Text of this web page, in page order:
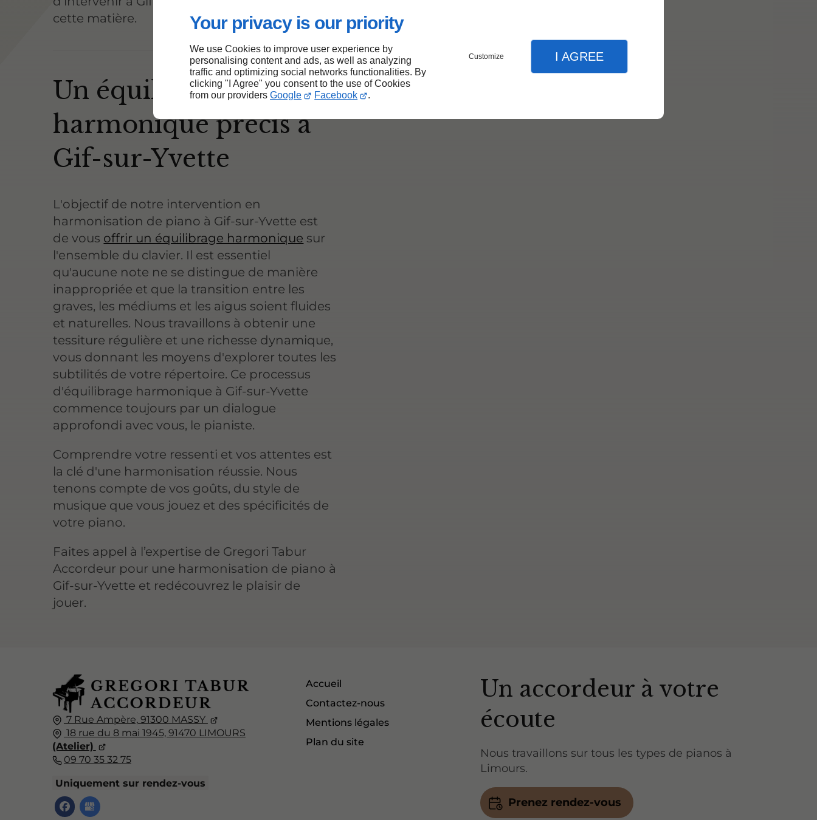
Your privacy is our priority
We use Cookies to improve user experience by
personalising content and ads, as well as analyzing
traffic and optimizing social networks functionalities. By
clicking "I Agree" you consent to the use of Cookies
from our providers Google Facebook .
Customize I AGREE
cette matière.
Un équilibrage
harmonique précis à
Gif-sur-Yvette
L'objectif de notre intervention en
harmonisation de piano à Gif-sur-Yvette est
de vous offrir un équilibrage harmonique sur
l'ensemble du clavier. Il est essentiel
qu'aucune note ne se distingue de manière
inappropriée et que la transition entre les
graves, les médiums et les aigus soient fluides
et naturelles. Nous travaillons à obtenir une
tessiture régulière et une richesse dynamique,
vous donnant les moyens d'explorer toutes les
subtilités de votre répertoire. Ce processus
d'équilibrage harmonique à Gif-sur-Yvette
commence toujours par un dialogue
approfondi avec vous, le pianiste.
Comprendre votre ressenti et vos attentes est
la clé d'une harmonisation réussie. Nous
tenons compte de vos goûts, du style de
musique que vous jouez et des spécificités de
votre piano.
Faites appel à l’expertise de Gregori Tabur
Accordeur pour une harmonisation de piano à
Gif-sur-Yvette et redécouvrez le plaisir de
jouer.
7 Rue Ampère, 91300 MASSY
18 rue du 8 mai 1945, 91470 LIMOURS
(Atelier)
09 70 35 32 75
Uniquement sur rendez-vous
Accueil
Contactez-nous
Mentions légales
Plan du site
Un accordeur à votre
écoute
Nous travaillons sur tous les types de pianos à
Limours.
Prenez rendez-vous